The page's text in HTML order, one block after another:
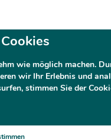
wie möglich machen.
wir Ihr Erlebnis und
stimmen Sie der